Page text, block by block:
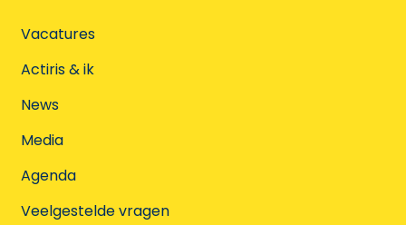
Vacatures
Actiris & ik
News
Media
Agenda
Veelgestelde vragen